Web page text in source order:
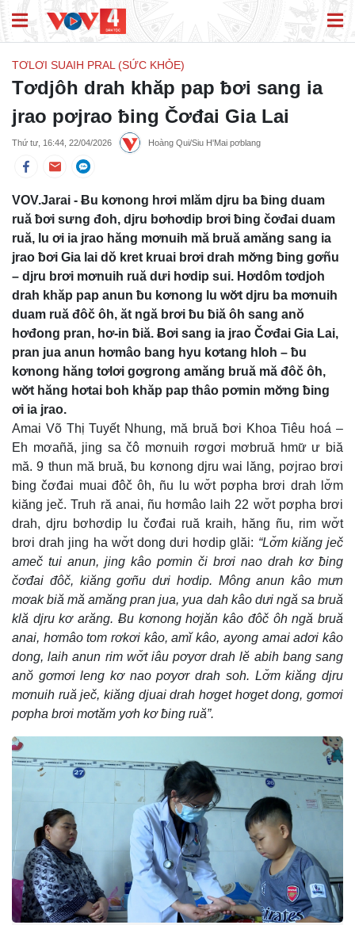
TƠLƠI SUAIH PRAL (SỨC KHỎE)
Tơdjôh drah khăp pap ƀơi sang ia
jrao pơjrao ƀing Čơđai Gia Lai
Thứ tư, 16:44, 22/04/2026 Hoàng Qui/Siu H'Mai pơblang
VOV.Jarai - Ƀu kơnong hrơi mlăm djru ba ƀing duam
ruă ƀơi sưng đoh, djru bơhơdip brơi ƀing čơđai duam
ruă, lu ơi ia jrao hăng mơnuih mă bruă amăng sang ia
jrao ƀơi Gia lai dŏ kret kruai brơi drah mơ̆ng ƀing gơñu
– djru brơi mơnuih ruă dưi hơdip sui. Hơdôm tơdjoh
drah khăp pap anun ƀu kơnong lu wơ̆t djru ba mơnuih
duam ruă đôč ôh, ăt ngă brơi ƀu ƀiă ôh sang anŏ
hơđong pran, hơ-in ƀiă. Ƀơi sang ia jrao Čơđai Gia Lai,
pran jua anun hơmâo bang hyu kơtang hloh – ƀu
kơnong hăng tơlơi gơgrong amăng bruă mă đôč ôh,
wơ̆t hăng hơtai boh khăp pap thâo pơmin mơ̆ng ƀing
ơi ia jrao.
Amai Võ Thị Tuyết Nhung, mă bruă ƀơi Khoa Tiêu hoá –
Eh mơañă, jing sa čô mơnuih rơgơi mơbruă hmư̆ ư biă
mă. 9 thun mă bruă, ƀu kơnong djru wai lăng, pơjrao brơi
ƀing čơđai muai đôč ôh, ñu lu wơ̆t pơpha brơi drah lơ̆m
kiăng ječ. Truh ră anai, ñu hơmâo laih 22 wơ̆t pơpha brơi
drah, djru bơhơdip lu čơđai ruă kraih, hăng ñu, rim wơ̆t
brơi drah jing ha wơ̆t dong dưi hơdip glăi: “Lơ̆m kiăng ječ
ameč tui anun, jing kâo pơmin či brơi nao drah kơ ƀing
čơđai đôč, kiăng gơñu dưi hơdip. Mông anun kâo mưn
mơak biă mă amăng pran jua, yua dah kâo dưi ngă sa bruă
klă djru kơ arăng. Ƀu kơnong hơjăn kâo đôč ôh ngă bruă
anai, hơmâo tom rơkơi kâo, amĭ kâo, ayong amai adơi kâo
dong, laih anun rim wơ̆t iâu pơyơr drah lĕ abih bang sang
anŏ gơmơi leng kơ nao pơyơr drah soh. Lơ̆m kiăng djru
mơnuih ruă ječ, kiăng djuai drah hơget hơget dong, gơmơi
pơpha brơi mơtăm yơh kơ ƀing ruă”.